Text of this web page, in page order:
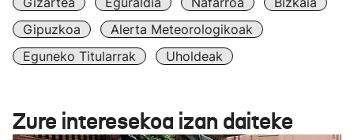
Gipuzkoa
Alerta Meteorologikoak
Eguneko Titularrak
Uholdeak
Zure interesekoa izan daiteke